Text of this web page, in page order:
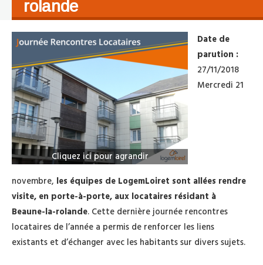
rolande
Cliquez ici pour agrandir
Date de
parution :
27/11/2018
Mercredi 21
novembre, les équipes de LogemLoiret sont allées rendre
visite, en porte-à-porte, aux locataires résidant à
Beaune-la-rolande. Cette dernière journée rencontres
locataires de l’année a permis de renforcer les liens
existants et d’échanger avec les habitants sur divers sujets.